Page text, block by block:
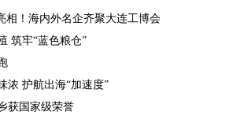
相！海内外名企齐聚大连工博会
筑牢“蓝色粮仓”
浓 护航出海“加速度”
获国家级荣誉